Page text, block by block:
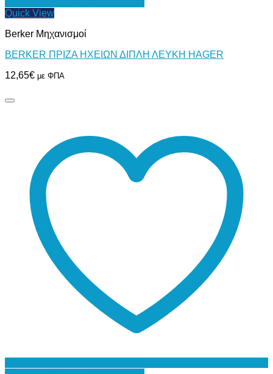
Quick View
Berker Μηχανισμοί
BERKER ΠΡΙΖΑ ΗΧΕΙΩΝ ΔΙΠΛΗ ΛΕΥΚΗ HAGER
12,65€ με ΦΠΑ